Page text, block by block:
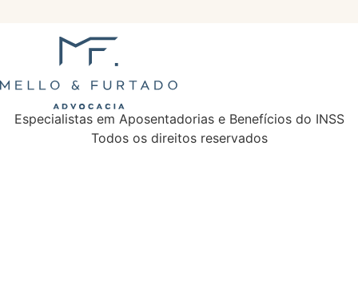
Especialistas em Aposentadorias e Benefícios do INSS
Todos os direitos reservados